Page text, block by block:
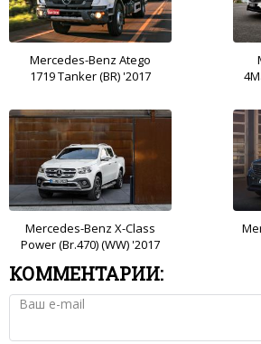
Mercedes-Benz Atego
1719 Tanker (BR) '2017
Mercedes-Benz X-Class
Power (Br.470) (WW) '2017
КОММЕНТАРИИ:
Ваш e-mail